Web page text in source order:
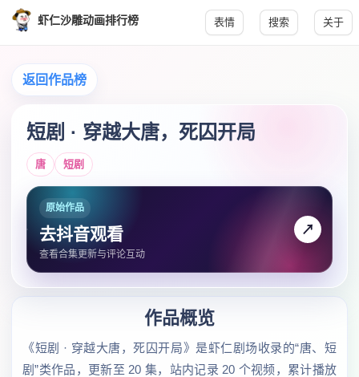
虾仁沙雕动画排行榜 表情 搜索 关于
返回作品榜
短剧 · 穿越大唐，死囚开局
唐 短剧
原始作品
去抖音观看
查看合集更新与评论互动
↗
作品概览
《短剧 · 穿越大唐，死囚开局》是虾仁剧场收录的“唐、短
剧”类作品，更新至 20 集，站内记录 20 个视频，累计播放